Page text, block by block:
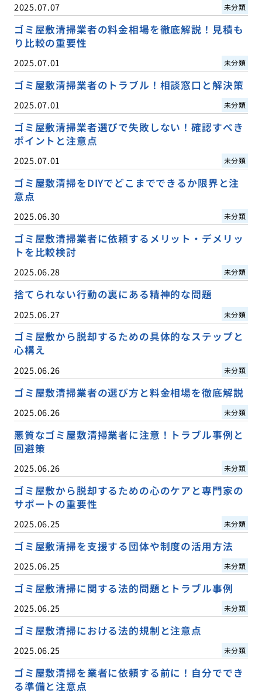
2025.07.07 未分類
ゴミ屋敷清掃業者の料金相場を徹底解説！見積も
り比較の重要性
2025.07.01 未分類
ゴミ屋敷清掃業者のトラブル！相談窓口と解決策
2025.07.01 未分類
ゴミ屋敷清掃業者選びで失敗しない！確認すべき
ポイントと注意点
2025.07.01 未分類
ゴミ屋敷清掃をDIYでどこまでできるか限界と注
意点
2025.06.30 未分類
ゴミ屋敷清掃業者に依頼するメリット・デメリッ
トを比較検討
2025.06.28 未分類
捨てられない行動の裏にある精神的な問題
2025.06.27 未分類
ゴミ屋敷から脱却するための具体的なステップと
心構え
2025.06.26 未分類
ゴミ屋敷清掃業者の選び方と料金相場を徹底解説
2025.06.26 未分類
悪質なゴミ屋敷清掃業者に注意！トラブル事例と
回避策
2025.06.26 未分類
ゴミ屋敷から脱却するための心のケアと専門家の
サポートの重要性
2025.06.25 未分類
ゴミ屋敷清掃を支援する団体や制度の活用方法
2025.06.25 未分類
ゴミ屋敷清掃に関する法的問題とトラブル事例
2025.06.25 未分類
ゴミ屋敷清掃における法的規制と注意点
2025.06.25 未分類
ゴミ屋敷清掃を業者に依頼する前に！自分ででき
る準備と注意点